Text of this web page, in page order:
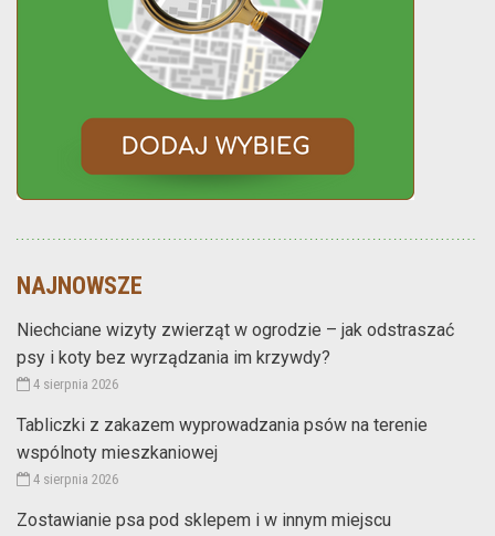
NAJNOWSZE
Niechciane wizyty zwierząt w ogrodzie – jak odstraszać
psy i koty bez wyrządzania im krzywdy?
4 sierpnia 2026
Tabliczki z zakazem wyprowadzania psów na terenie
wspólnoty mieszkaniowej
4 sierpnia 2026
Zostawianie psa pod sklepem i w innym miejscu